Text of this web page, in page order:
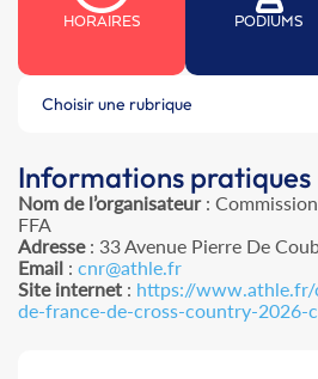
HORAIRES PODIUMS
Choisir une rubrique
Informations pratiques
Nom de l’organisateur:
FFA
Adresse: 33 Avenue Pierre De
Email : cnr@athle.fr
Site internet : https://
de-france-de-cross-country-2026-